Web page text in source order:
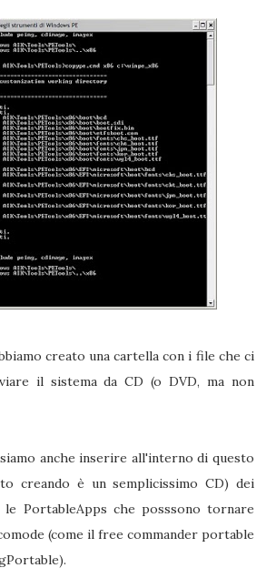
creato una cartella con i file che ci
il sistema da CD (o DVD, ma non
anche inserire all'interno di questo
creando è un semplicissimo CD) dei
PortableApps che posssono tornare
(come il free commander portable